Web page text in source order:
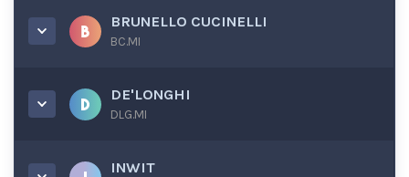
BRUNELLO CUCINELLI
BC.MI
DE'LONGHI
DLG.MI
INWIT